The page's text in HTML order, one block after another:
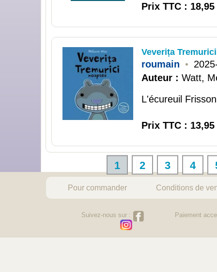
Prix TTC : 18,95
Veverița
roumain •
Auteur : Watt,
L'écureuil
Prix TTC : 13,95
1 2 3 4
Pour commander Conditions de
Suivez-nous sur : Paiement